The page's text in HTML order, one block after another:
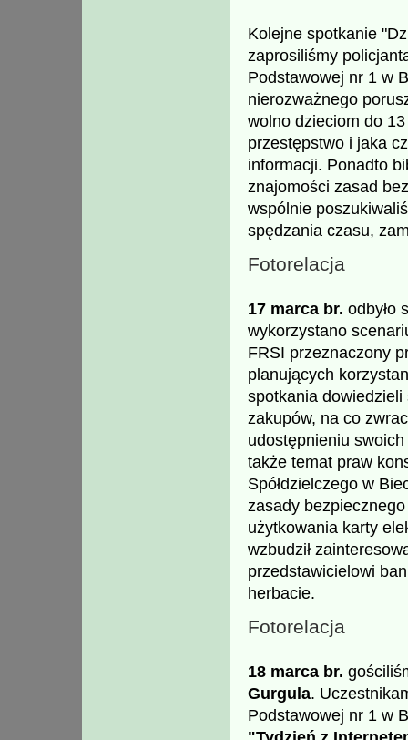
Kolejne spotkanie
zaprosiliśmy
Podstawowej nr 1 w
nierozważnego
wolno dzieciom do
przestępstwo i jaka
informacji. Ponadto
znajomości zasad
wspólnie
spędzania czasu,
Fotorelacja
17 marca br. odbyło
wykorzystano
FRSI przeznaczony
planujących
spotkania
zakupów, na co
udostępnieniu
także temat praw
Spółdzielczego w
zasady
użytkowania karty
wzbudził
przedstawicielowi
herbacie.
Fotorelacja
18 marca br.
Gurgula.
Podstawowej nr 1 w